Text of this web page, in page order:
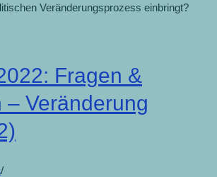
Veränderungsprozess einbringt?
Fragen &
– Veränderung